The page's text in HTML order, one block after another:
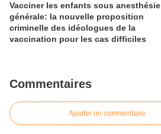
Vacciner les enfants sous anesthésie
générale: la nouvelle proposition
criminelle des idéologues de la
vaccination pour les cas difficiles
Commentaires
Ajouter un commentaire